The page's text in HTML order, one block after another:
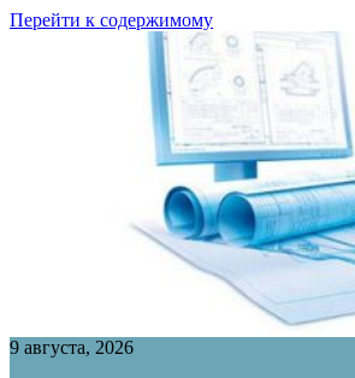
Перейти к содержимому
9 августа, 2026